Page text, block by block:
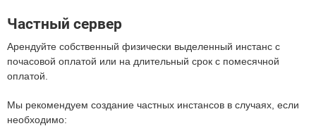
Частный сервер
Арендуйте собственный физически выделенный инстанс с
почасовой оплатой или на длительный срок с помесячной
оплатой.
Мы рекомендуем создание частных инстансов в случаях, если
необходимо: